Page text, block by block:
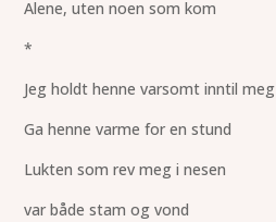
Alene, uten noen som kom
*
Jeg holdt henne varsomt inntil meg
Ga henne varme for en stund
Lukten som rev meg i nesen
var både stam og vond